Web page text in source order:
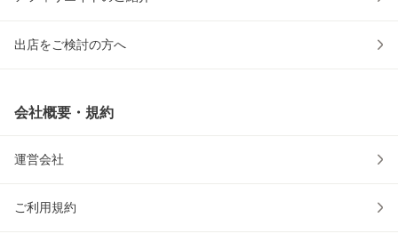
出店をご検討の方へ
会社概要・規約
運営会社
ご利用規約